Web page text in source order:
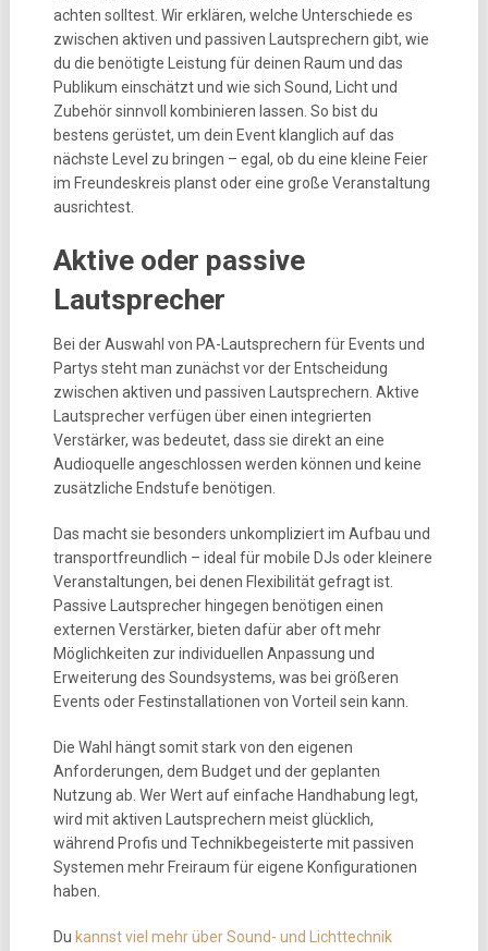
achten solltest. Wir erklären, welche Unterschiede es
zwischen aktiven und passiven Lautsprechern gibt, wie
du die benötigte Leistung für deinen Raum und das
Publikum einschätzt und wie sich Sound, Licht und
Zubehör sinnvoll kombinieren lassen. So bist du
bestens gerüstet, um dein Event klanglich auf das
nächste Level zu bringen – egal, ob du eine kleine Feier
im Freundeskreis planst oder eine große Veranstaltung
ausrichtest.
Aktive oder passive
Lautsprecher
Bei der Auswahl von PA-Lautsprechern für Events und
Partys steht man zunächst vor der Entscheidung
zwischen aktiven und passiven Lautsprechern. Aktive
Lautsprecher verfügen über einen integrierten
Verstärker, was bedeutet, dass sie direkt an eine
Audioquelle angeschlossen werden können und keine
zusätzliche Endstufe benötigen.
Das macht sie besonders unkompliziert im Aufbau und
transportfreundlich – ideal für mobile DJs oder kleinere
Veranstaltungen, bei denen Flexibilität gefragt ist.
Passive Lautsprecher hingegen benötigen einen
externen Verstärker, bieten dafür aber oft mehr
Möglichkeiten zur individuellen Anpassung und
Erweiterung des Soundsystems, was bei größeren
Events oder Festinstallationen von Vorteil sein kann.
Die Wahl hängt somit stark von den eigenen
Anforderungen, dem Budget und der geplanten
Nutzung ab. Wer Wert auf einfache Handhabung legt,
wird mit aktiven Lautsprechern meist glücklich,
während Profis und Technikbegeisterte mit passiven
Systemen mehr Freiraum für eigene Konfigurationen
haben.
Du kannst viel mehr über Sound- und Lichttechnik